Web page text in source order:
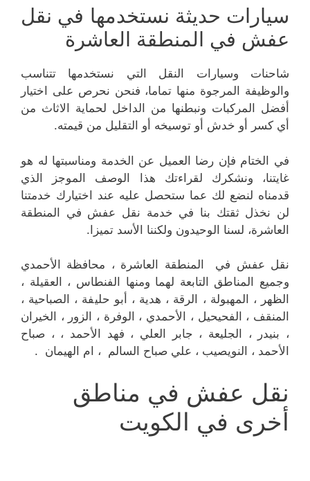
سيارات حديثة نستخدمها في نقل
عفش في المنطقة العاشرة
شاحنات وسيارات النقل التي نستخدمها تتناسب
والوظيفة المرجوة منها تماما، فنحن نحرص على اختيار
أفضل المركبات ونبطنها من الداخل لحماية الاثاث من
أي كسر أو خدش أو توسيخه أو التقليل من قيمته.
في الختام فإن رضا العميل عن الخدمة ومناسبتها له هو
غايتنا، ونشكرك لقراءتك هذا الوصف الموجز الذي
قدمناه لنضع لك عما ستحصل عليه عند اختيارك خدمتنا
لن نخذل ثقتك بنا في خدمة نقل عفش في المنطقة
العاشرة، لسنا الوحيدون ولكننا الأسد تميزا.
نقل عفش في المنطقة العاشرة ، محافظة الأحمدي
وجميع المناطق التابعة لهما ومنها الفنطاس ، العقيلة ،
الظهر ، المهبولة ، الرقة ، هدية ، أبو حليفة ، الصباحية ،
المنقف ، الفحيحيل ، الأحمدي ، الوفرة ، الزور ، الخيران
، بنيدر ، الجليعة ، جابر العلي ، فهد الأحمد ، ، صباح
الأحمد ، النويصيب ، علي صباح السالم ، ام الهيمان .
نقل عفش في مناطق
أخرى في الكويت